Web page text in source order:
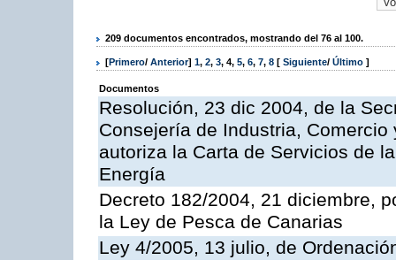
209 documentos encontrados, mostrando del 76 al 100.
[Primero/ Anterior] 1, 2, 3, 4, 5, 6, 7, 8 [ Siguiente/ Último ]
Documentos
Resolución, 23 dic 2004, de la
Consejería de Industria,
autoriza la Carta de Servicios de
Energía
Decreto 182/2004, 21 diciembre,
la Ley de Pesca de Canarias
Ley 4/2005, 13 julio, de